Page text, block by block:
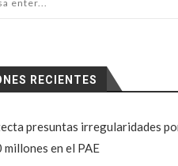
RECIENTES
presuntas irregularidades
en el PAE